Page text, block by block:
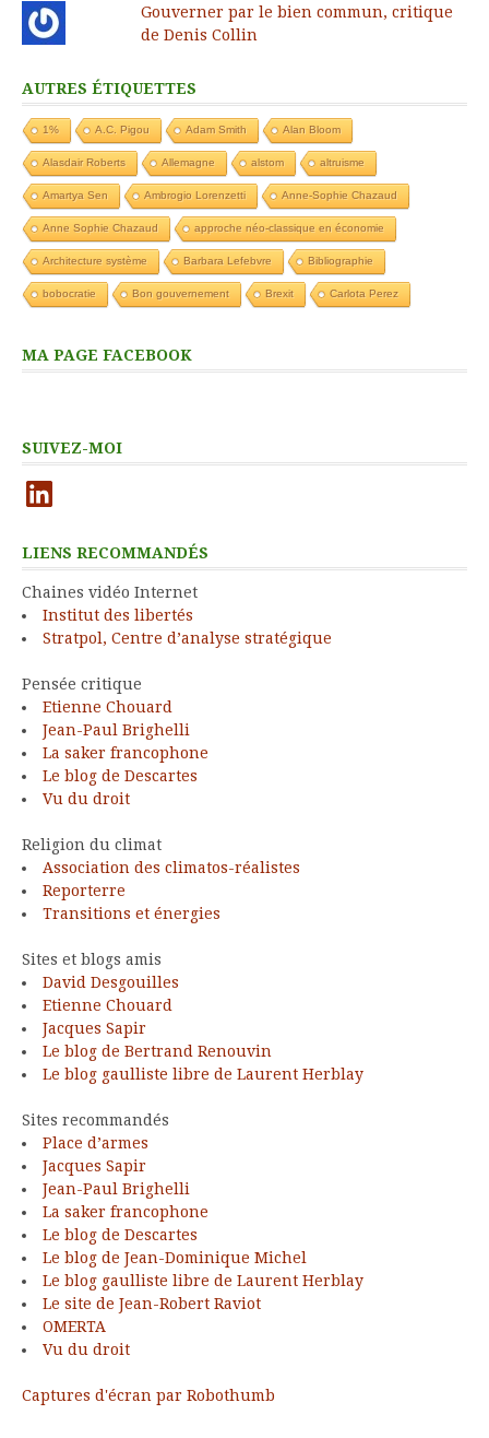
Gouverner par le bien commun, critique
de Denis Collin
AUTRES ÉTIQUETTES
1% A.C. Pigou Adam Smith Alan Bloom
Alasdair Roberts Allemagne alstom altruisme
Amartya Sen Ambrogio Lorenzetti Anne-Sophie Chazaud
Anne Sophie Chazaud approche néo-classique en économie
Architecture système Barbara Lefebvre Bibliographie
bobocratie Bon gouvernement Brexit Carlota Perez
MA PAGE FACEBOOK
SUIVEZ-MOI
LinkedIn
LIENS RECOMMANDÉS
Chaines vidéo Internet
Institut des libertés
Stratpol, Centre d’analyse stratégique
Pensée critique
Etienne Chouard
Jean-Paul Brighelli
La saker francophone
Le blog de Descartes
Vu du droit
Religion du climat
Association des climatos-réalistes
Reporterre
Transitions et énergies
Sites et blogs amis
David Desgouilles
Etienne Chouard
Jacques Sapir
Le blog de Bertrand Renouvin
Le blog gaulliste libre de Laurent Herblay
Sites recommandés
Place d’armes
Jacques Sapir
Jean-Paul Brighelli
La saker francophone
Le blog de Descartes
Le blog de Jean-Dominique Michel
Le blog gaulliste libre de Laurent Herblay
Le site de Jean-Robert Raviot
OMERTA
Vu du droit
Captures d'écran par Robothumb